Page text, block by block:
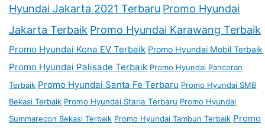
Hyundai Jakarta 2021 Terbaru Promo Hyundai
Jakarta Terbaik Promo Hyundai Karawang Terbaik
Promo Hyundai Kona EV Terbaik Promo Hyundai Mobil Terbaik
Promo Hyundai Palisade Terbaik Promo Hyundai Pancoran
Terbaik Promo Hyundai Santa Fe Terbaru Promo Hyundai SMB
Bekasi Terbaik Promo Hyundai Staria Terbaru Promo Hyundai
Summarecon Bekasi Terbaik Promo Hyundai Tambun Terbaik Promo